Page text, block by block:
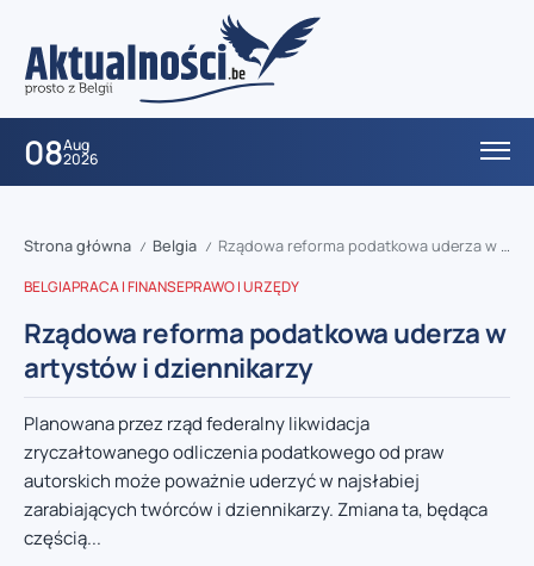
08Aug
2026
Strona główna / Belgia / Rządowa reforma podatkowa uderza w artystów i dziennikarzy
BELGIAPRACA I FINANSEPRAWO I URZĘDY
Rządowa reforma podatkowa uderza w
artystów i dziennikarzy
Planowana przez rząd federalny likwidacja
zryczałtowanego odliczenia podatkowego od praw
autorskich może poważnie uderzyć w najsłabiej
zarabiających twórców i dziennikarzy. Zmiana ta, będąca
częścią...